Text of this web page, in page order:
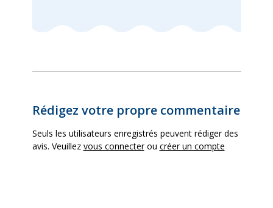
Rédigez votre propre commentaire
Seuls les utilisateurs enregistrés peuvent rédiger des
avis. Veuillez vous connecterou créer un compte